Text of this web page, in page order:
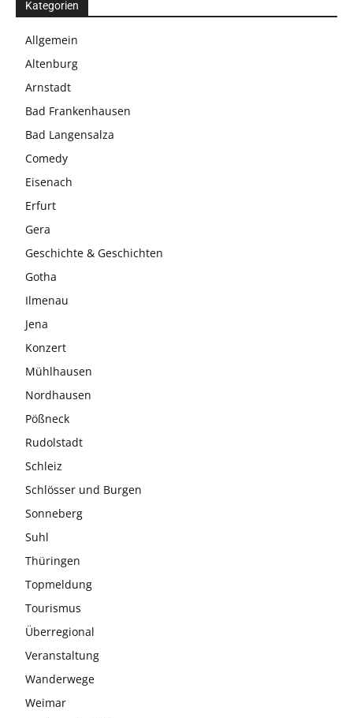
Kategorien
Allgemein
Altenburg
Arnstadt
Bad Frankenhausen
Bad Langensalza
Comedy
Eisenach
Erfurt
Gera
Geschichte & Geschichten
Gotha
Ilmenau
Jena
Konzert
Mühlhausen
Nordhausen
Pößneck
Rudolstadt
Schleiz
Schlösser und Burgen
Sonneberg
Suhl
Thüringen
Topmeldung
Tourismus
Überregional
Veranstaltung
Wanderwege
Weimar